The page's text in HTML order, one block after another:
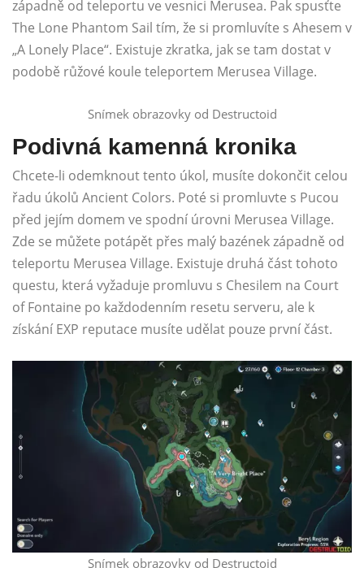
západně od teleportu ve vesnici Merusea. Pak spusťte
The Lone Phantom Sail tím, že si promluvíte s Ahesem v
„A Lonely Place“. Existuje zkratka, jak se tam dostat v
podobě růžové koule teleportem Merusea Village.
Snímek obrazovky od Destructoid
Podivná kamenná kronika
Chcete-li odemknout tento úkol, musíte dokončit celou
řadu úkolů Ancient Colors. Poté si promluvte s Pucou
před jejím domem ve spodní úrovni Merusea Village.
Zde se můžete potápět přes malý bazének západně od
teleportu Merusea Village. Existuje druhá část tohoto
questu, která vyžaduje promluvu s Chesilem na Court
of Fontaine po každodenním resetu serveru, ale k
získání EXP reputace musíte udělat pouze první část.
Snímek obrazovky od Destructoid